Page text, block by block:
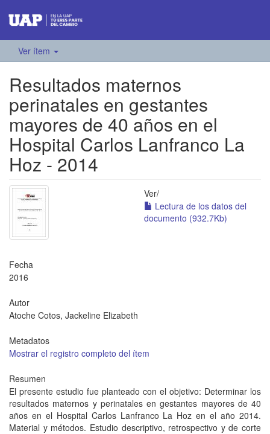
Ver ítem
Resultados maternos
perinatales en gestantes
mayores de 40 años en el
Hospital Carlos Lanfranco La
Hoz - 2014
Ver/
Lectura de los datos del
documento (932.7Kb)
Fecha
2016
Autor
Atoche Cotos, Jackeline Elizabeth
Metadatos
Mostrar el registro completo del ítem
Resumen
El presente estudio fue planteado con el objetivo: Determinar los
resultados maternos y perinatales en gestantes mayores de 40
años en el Hospital Carlos Lanfranco La Hoz en el año 2014.
Material y métodos. Estudio descriptivo, retrospectivo y de corte